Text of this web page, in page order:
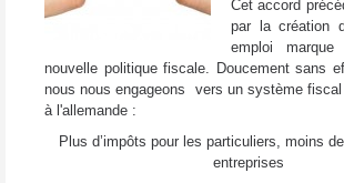
Cet accord
par la création
emploi
nouvelle politique fiscale. Doucement sans
nous nous engageons vers un système
à l'allemande :
Plus d’impôts pour les particuliers, moins
entreprises